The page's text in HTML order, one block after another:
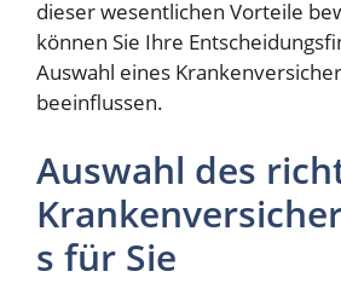
dieser wesentlichen Vorteile
können Sie Ihre
Auswahl eines
beeinflussen.
Auswahl des
s für Sie